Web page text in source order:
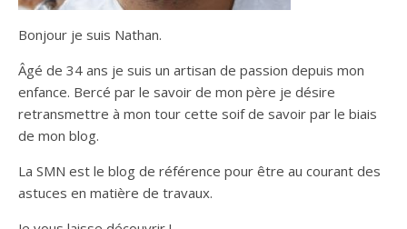
Bonjour je suis Nathan.
Âgé de 34 ans je suis un artisan de passion depuis mon
enfance. Bercé par le savoir de mon père je désire
retransmettre à mon tour cette soif de savoir par le biais
de mon blog.
La SMN est le blog de référence pour être au courant des
astuces en matière de travaux.